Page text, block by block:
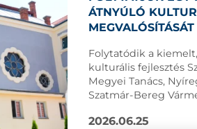
ÁTNYÚLÓ
MEGVALÓSÍTÁSÁT
Folytatódik a
kulturális fejlesztés
Megyei Tanács,
Szatmár-Bereg
2026.06.25